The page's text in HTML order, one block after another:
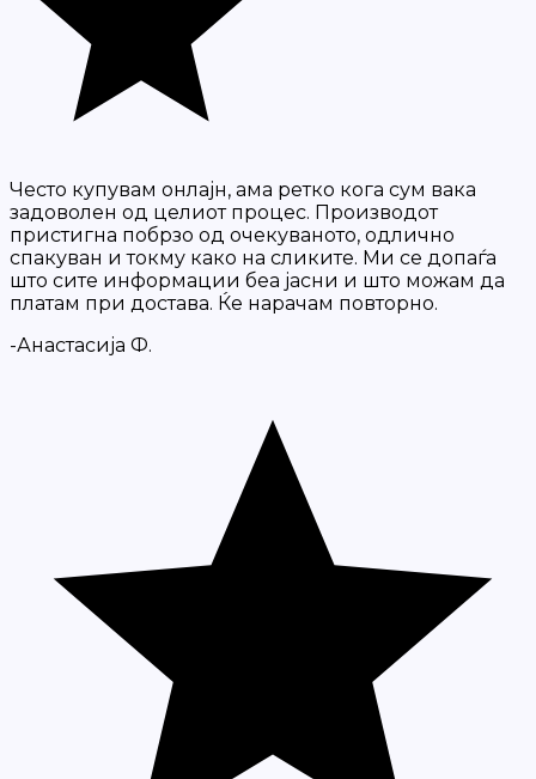
Често купувам онлајн, ама ретко кога сум вака
задоволен од целиот процес. Производот
пристигна побрзо од очекуваното, одлично
спакуван и токму како на сликите. Ми се допаѓа
што сите информации беа јасни и што можам да
платам при достава. Ќе нарачам повторно.
-Анастасија Ф.